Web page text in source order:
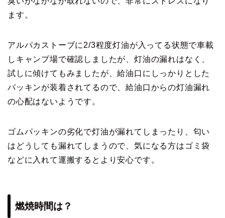
ます。
アルパカストーブに2/3程度灯油が入ってる状態で車載
しキャンプ場で確認しましたが、灯油の漏れはなく、
試しに傾けてもみましたが、給油口にしっかりとした
パッキンが装着されてるので、給油口からの灯油漏れ
の心配はないようです。
ゴムパッキンの劣化で灯油が漏れてしまったり、匂い
はどうしても漏れてしまうので、気になる方はゴミ袋
などに入れて運搬するとより安心です。
燃焼時間は？